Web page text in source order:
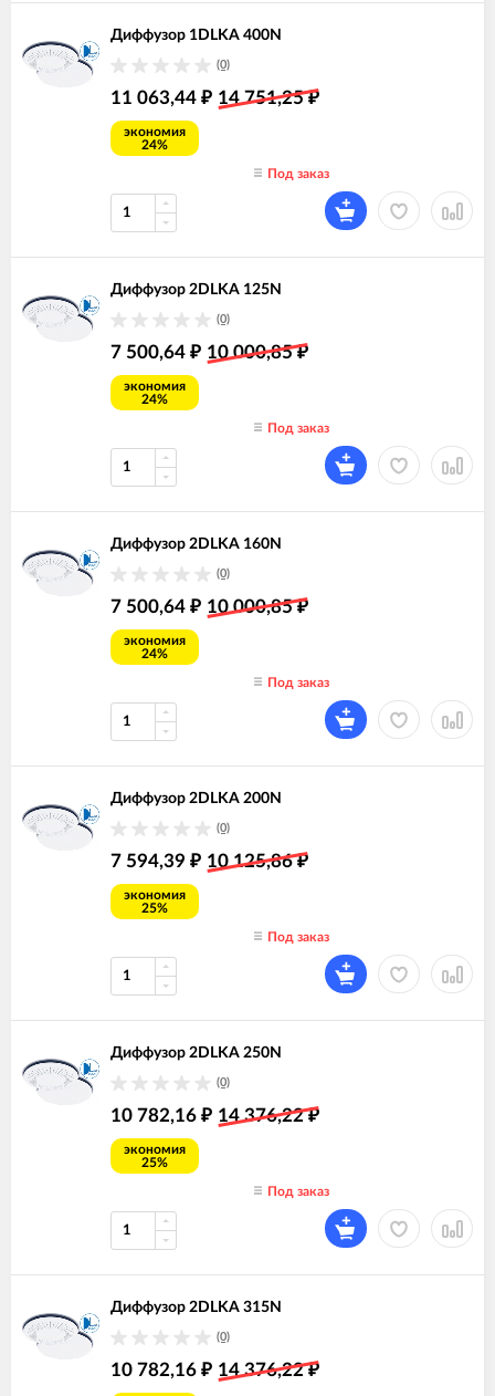
Диффузор 1DLKA 400N
(0)
11 063,44 ₽ 14 751,25₽
экономия
24%
Под заказ
Диффузор 2DLKA 125N
(0)
7 500,64 ₽ 10 000,85₽
экономия
24%
Под заказ
Диффузор 2DLKA 160N
(0)
7 500,64 ₽ 10 000,85₽
экономия
24%
Под заказ
Диффузор 2DLKA 200N
(0)
7 594,39 ₽ 10 125,86₽
экономия
25%
Под заказ
Диффузор 2DLKA 250N
(0)
10 782,16 ₽ 14 376,22₽
экономия
25%
Под заказ
Диффузор 2DLKA 315N
(0)
10 782,16 ₽ 14 376,22₽